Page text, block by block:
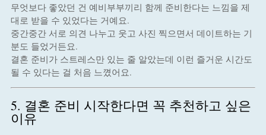
무엇보다 좋았던 건 예비부부끼리 함께 준비한다는 느낌을 제
대로 받을 수 있었다는 거예요.
중간중간 서로 의견 나누고 웃고 사진 찍으면서 데이트하는 기
분도 들었거든요.
결혼 준비가 스트레스만 있는 줄 알았는데 이런 즐거운 시간도
될 수 있다는 걸 처음 느꼈어요.
5. 결혼 준비 시작한다면 꼭 추천하고 싶은
이유